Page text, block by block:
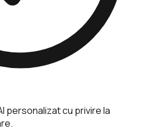
personalizat cu privire la